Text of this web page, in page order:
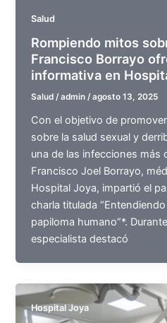
Salud
Rompiendo mitos
Francisco Borrayo
informativa en
Salud /admin/agosto 13, 2025
Con el objetivo de
sobre la salud sexual y
una de las infecciones más
Francisco Joel Borrayo,
Hospital Joya, impartió el
charla titulada
papiloma humano”*.
especialista destacó
Hospital Joya